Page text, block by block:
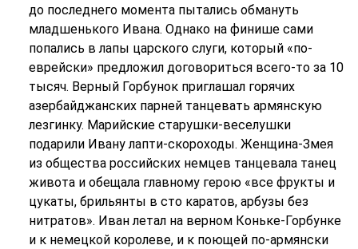
до последнего момента пытались обмануть
младшенького Ивана. Однако на финише сами
попались в лапы царского слуги, который «по-
еврейски» предложил договориться всего-то за 10
тысяч. Верный Горбунок приглашал горячих
азербайджанских парней танцевать армянскую
лезгинку. Марийские старушки-веселушки
подарили Ивану лапти-скороходы. Женщина-Змея
из общества российских немцев танцевала танец
живота и обещала главному герою «все фрукты и
цукаты, брильянты в сто каратов, арбузы без
нитратов». Иван летал на верном Коньке-Горбунке
и к немецкой королеве, и к поющей по-армянски